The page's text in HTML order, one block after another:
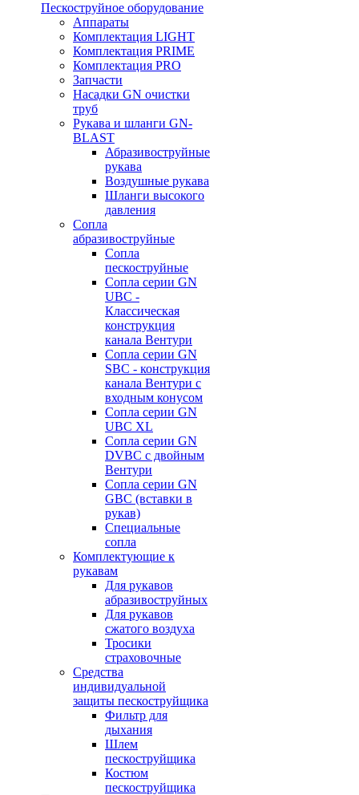
Пескоструйное оборудование
Аппараты
Комплектация LIGHT
Комплектация PRIME
Комплектация PRO
Запчасти
Насадки GN очистки
труб
Рукава и шланги GN-
BLAST
Абразивоструйные
рукава
Воздушные рукава
Шланги высокого
давления
Сопла
абразивоструйные
Сопла
пескоструйные
Сопла серии GN
UBC -
Классическая
конструкция
канала Вентури
Сопла серии GN
SBC - конструкция
канала Вентури c
входным конусом
Сопла серии GN
UBC XL
Сопла серии GN
DVBC с двойным
Вентури
Сопла серии GN
GBC (вставки в
рукав)
Специальные
сопла
Комплектующие к
рукавам
Для рукавов
абразивоструйных
Для рукавов
сжатого воздуха
Тросики
страховочные
Средства
индивидуальной
защиты пескоструйщика
Фильтр для
дыхания
Шлем
пескоструйщика
Костюм
пескоструйщика